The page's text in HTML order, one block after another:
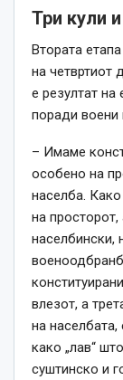
Три кули
Втората
на четвртиот
е резултат на
поради воени
– Имаме
особено на
населба.
на
населбински,
влезот, а
на
како „лав“
суштинско и